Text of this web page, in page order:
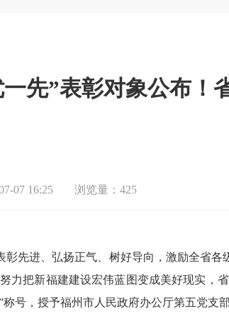
先”表彰对象公布！
07 16:25 浏览量：425
进、弘扬正气、树好导向，激励全省各
力把新福建建设宏伟蓝图变成美好现实，
号，授予福州市人民政府办公厅第五党支